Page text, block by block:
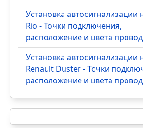
Установка автосигнализации
Rio - Точки подключения,
расположение и цвета
Установка автосигнализации
Renault Duster - Точки
расположение и цвета